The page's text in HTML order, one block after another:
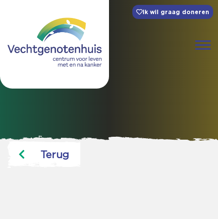
Ik wil graag doneren
Terug